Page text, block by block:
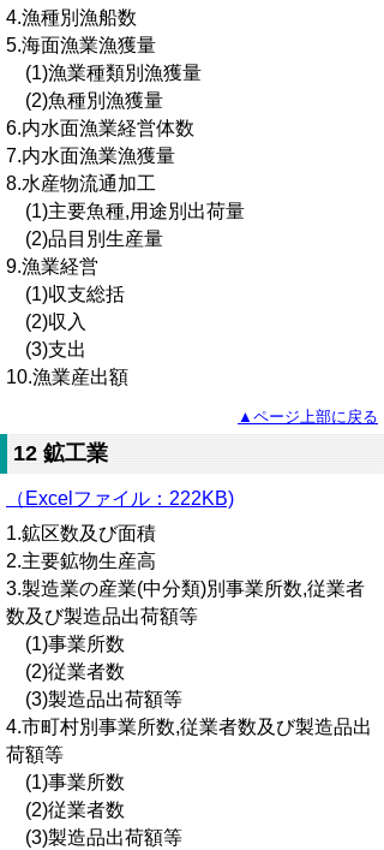
4.漁種別漁船数
5.海面漁業漁獲量
(1)漁業種類別漁獲量
(2)魚種別漁獲量
6.内水面漁業経営体数
7.内水面漁業漁獲量
8.水産物流通加工
(1)主要魚種,用途別出荷量
(2)品目別生産量
9.漁業経営
(1)収支総括
(2)収入
(3)支出
10.漁業産出額
▲ページ上部に戻る
12 鉱工業
（Excelファイル：222KB)
1.鉱区数及び面積
2.主要鉱物生産高
3.製造業の産業(中分類)別事業所数,従業者
数及び製造品出荷額等
(1)事業所数
(2)従業者数
(3)製造品出荷額等
4.市町村別事業所数,従業者数及び製造品出
荷額等
(1)事業所数
(2)従業者数
(3)製造品出荷額等